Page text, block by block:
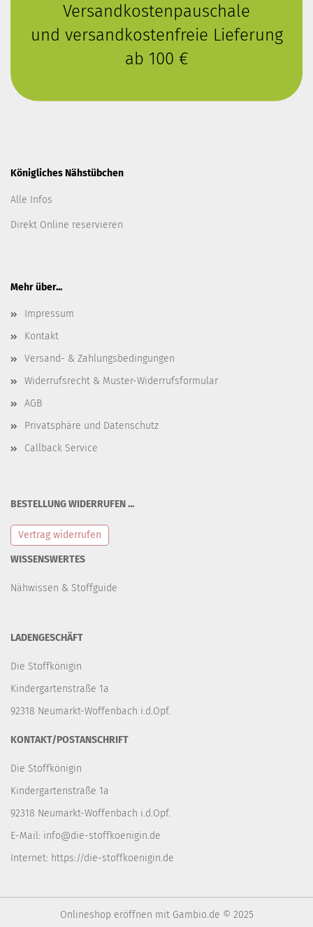
Versandkostenpauschale
und versandkostenfreie Lieferung
ab 100 €
Königliches Nähstübchen
Alle Infos
Direkt Online reservieren
Mehr über...
Impressum
Kontakt
Versand- & Zahlungsbedingungen
Widerrufsrecht & Muster-Widerrufsformular
AGB
Privatsphäre und Datenschutz
Callback Service
BESTELLUNG WIDERRUFEN ...
Vertrag widerrufen
WISSENSWERTES
Nähwissen & Stoffguide
LADENGESCHÄFT
Die Stoffkönigin
Kindergartenstraße 1a
92318 Neumarkt-Woffenbach i.d.Opf.
KONTAKT/POSTANSCHRIFT
Die Stoffkönigin
Kindergartenstraße 1a
92318 Neumarkt-Woffenbach i.d.Opf.
E-Mail: info@die-stoffkoenigin.de
Internet: https://die-stoffkoenigin.de
Onlineshop eröffnen mit Gambio.de © 2025